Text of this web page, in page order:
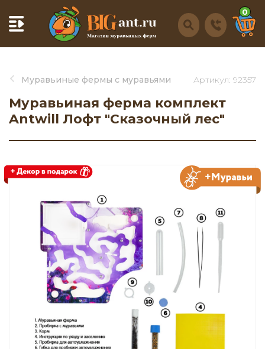
0
Муравьиные фермы с муравьями
Муравьиная ферма комплект
Antwill Лофт "Сказочный лес"
Артикул: 92357